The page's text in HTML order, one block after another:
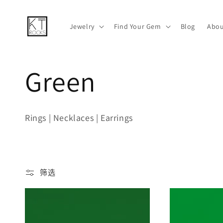
Jewelry Find Your Gem Blog
收
藏
Green
Rings | Necklaces | Earrings
筛选